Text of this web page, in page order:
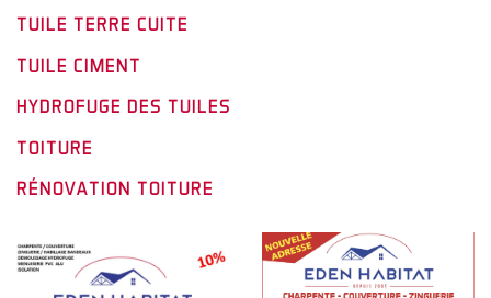
TUILE TERRE CUITE
TUILE CIMENT
HYDROFUGE DES TUILES
TOITURE
RÉNOVATION TOITURE